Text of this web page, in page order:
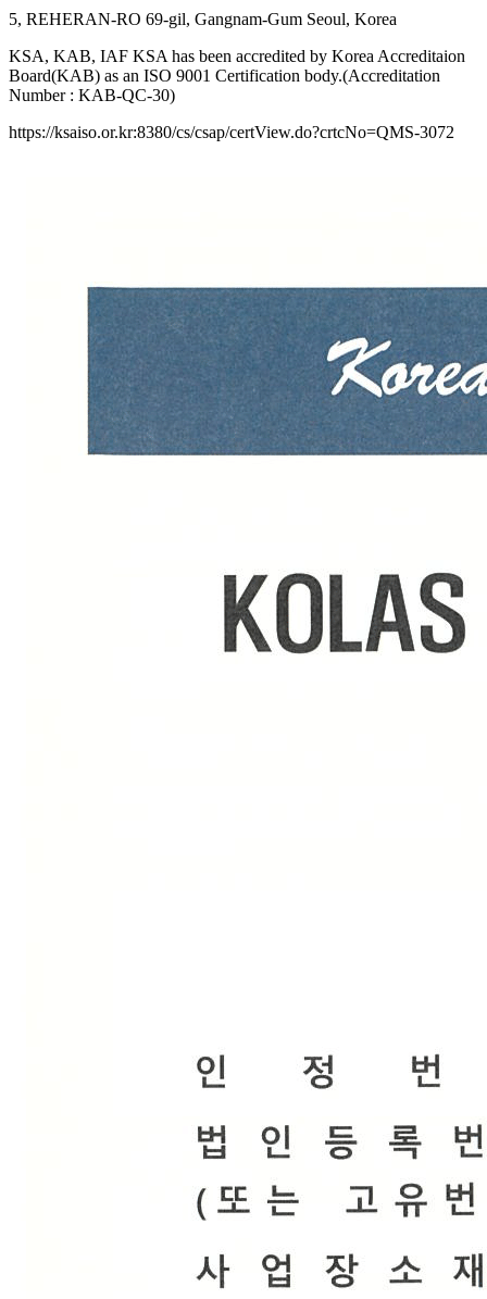
5, REHERAN-RO 69-gil, Gangnam-Gum Seoul, Korea
KSA, KAB, IAF KSA has been accredited by Korea Accreditaion
Board(KAB) as an ISO 9001 Certification body.(Accreditation
Number : KAB-QC-30)
https://ksaiso.or.kr:8380/cs/csap/certView.do?crtcNo=QMS-3072